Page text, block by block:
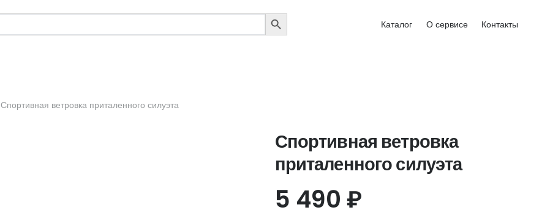
SEARCH
BUTTON
Каталог О сервисе Контакты
Спортивная ветровка приталенного силуэта
Спортивная ветровка
приталенного силуэта
5 490 ₽